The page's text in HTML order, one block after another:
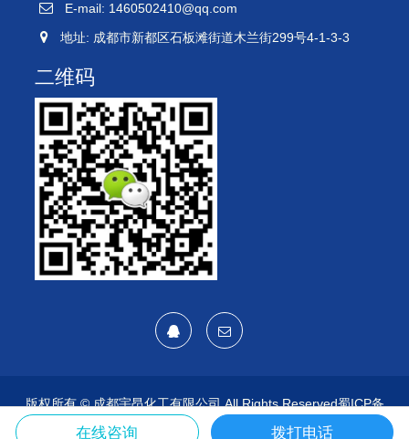
E-mail: 1460502410@qq.com
地址: 成都市新都区石板滩街道木兰街299号4-1-3-3
二维码
版权所有 ©成都宇昂化工有限公司All Rights Reserved蜀ICP备
2021028606号
网站地图
在线咨询 拨打电话